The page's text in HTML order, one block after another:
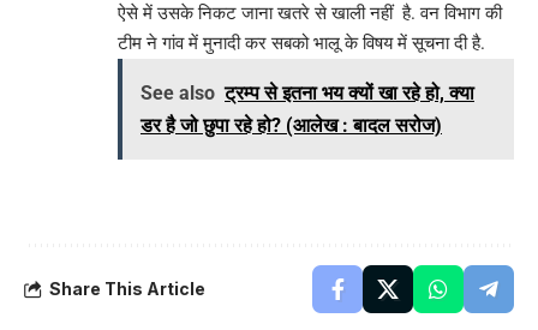
ऐसे में उसके निकट जाना खतरे से खाली नहीं है. वन विभाग की
टीम ने गांव में मुनादी कर सबको भालू के विषय में सूचना दी है.
See also ट्रम्प से इतना भय क्यों खा रहे हो, क्या
डर है जो छुपा रहे हो? (आलेख : बादल सरोज)
Share This Article